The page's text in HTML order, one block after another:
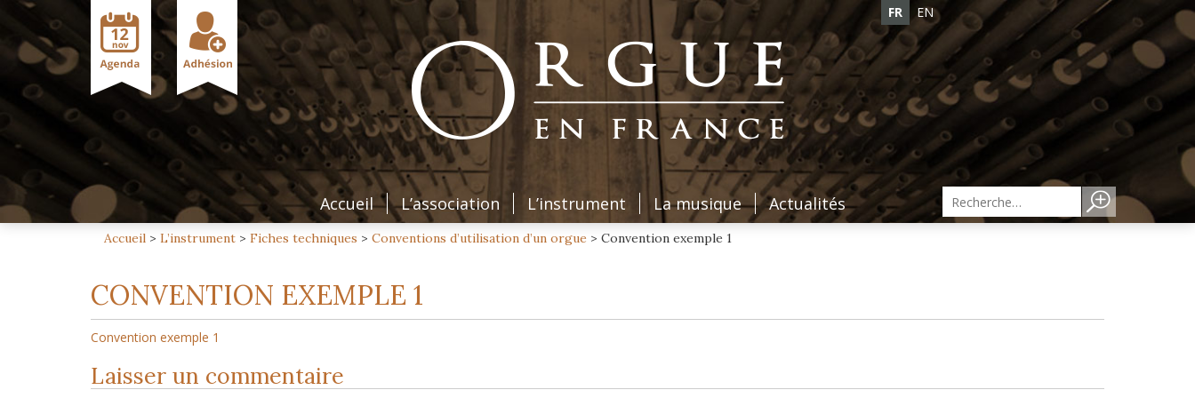
FR EN
Accueil L’association L’instrument La musique Actualités
Accueil > L’instrument > Fiches techniques > Conventions d’utilisation d’un orgue > Convention exemple 1
CONVENTION EXEMPLE 1
Convention exemple 1
Laisser un commentaire